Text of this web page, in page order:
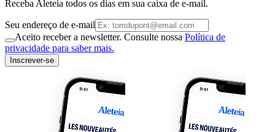
Receba Aleteia todos os dias em sua caixa de e-mail.
Seu endereço de e-mail
Aceito receber a newsletter. Consulte nossa Política de
privacidade para saber mais.
Inscrever-se